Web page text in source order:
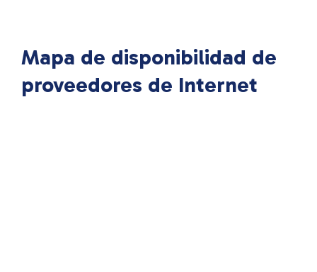
Mapa de disponibilidad de
proveedores de Internet